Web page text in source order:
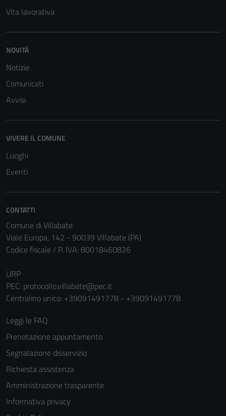
Vita lavorativa
NOVITÀ
Notizie
Comunicati
Avvisi
VIVERE IL COMUNE
Luoghi
Eventi
CONTATTI
Comune di Villabate
Viale Europa, 142 - 90039 Villabate (PA)
Codice fiscale / P. IVA: 80018460826
URP
PEC: protocollo.villabate@pec.it
Centralino unico: +39091491778 - +39091491778
Leggi le FAQ
Prenotazione appuntamento
Segnalazione disservizio
Richiesta assistenza
Amministrazione trasparente
Informativa privacy